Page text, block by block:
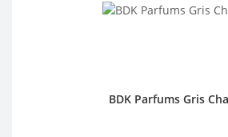
BDK Parfums Gris